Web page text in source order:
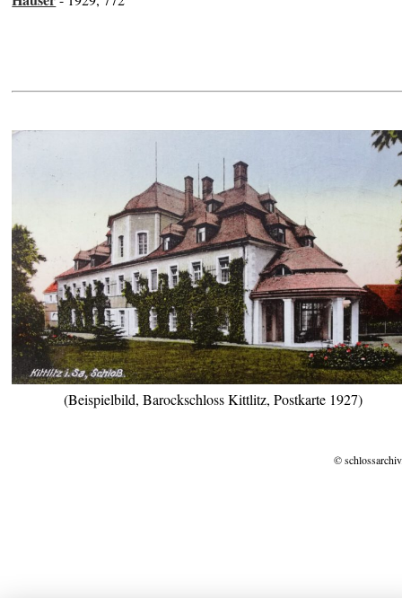
(Beispielbild, Barockschloss Kittlitz, Postkarte 1927)
©